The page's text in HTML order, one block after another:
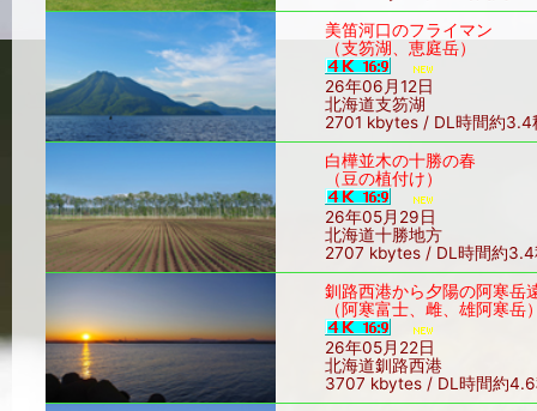
美笛河口のフライマン
（支笏湖、恵庭岳）
26年06月12日
北海道支笏湖
2701 kbytes / DL時間約3.4
白樺並木の十勝の春
（豆の植付け）
26年05月29日
北海道十勝地方
2707 kbytes / DL時間約3.4
釧路西港から夕陽の阿寒岳
（阿寒富士、雌、雄阿寒岳
26年05月22日
北海道釧路西港
3707 kbytes / DL時間約